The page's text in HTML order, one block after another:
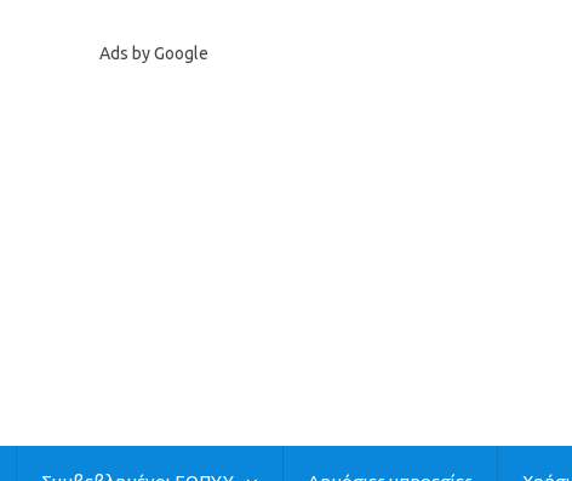
Ads by Google